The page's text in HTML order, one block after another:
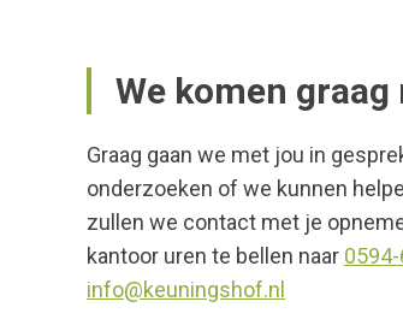
We komen
Graag gaan we met jou in
onderzoeken of we kunnen
zullen we contact met je
kantoor uren te bellen naar
info@keuningshof.nl